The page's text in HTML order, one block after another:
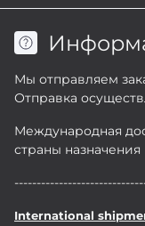
Мы отправляем
Отправка
Международная
страны назначения
International